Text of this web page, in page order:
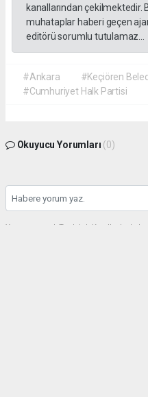
kanallarından çekilmektedir.
muhataplar haberi geçen
editörü sorumlu tutulamaz...
#Ankara #Keçiören
#Cumhuriyet Halk Partisi
Okuyucu Yorumları (0)
Yorum yazarak Topluluk Kuralları’nı